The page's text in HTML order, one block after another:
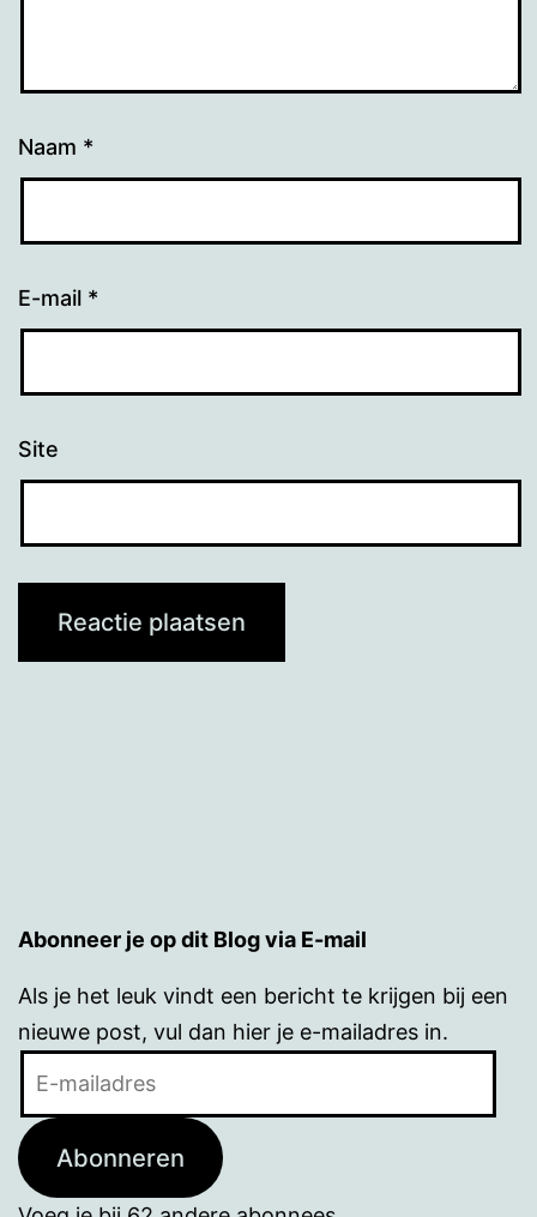
Naam *
E-mail *
Site
Abonneer je op dit Blog via E-mail
Als je het leuk vindt een bericht te krijgen bij een
nieuwe post, vul dan hier je e-mailadres in.
Abonneren